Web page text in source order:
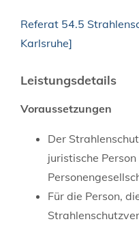
Referat 54.5
Karlsruhe]
Leistungsdetails
Voraussetzungen
Der
juristische
Für die Person,